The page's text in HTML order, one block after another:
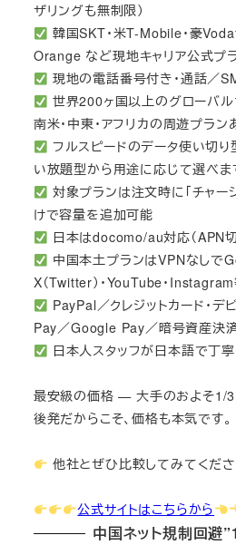
ザリングも無制限）
韓国SKT・米T-Mobile・豪
Orange など現地キャリア公式プ
現地の電話番号付き・通話／
世界200ヶ国以上のグローバル
南米・中東・アフリカの周遊プラン
フルスピードのデータ使い切
い放題型から用途に応じて選べま
対象プランは注文時に「チャー
けで容量を追加可能
日本はdocomo/au対応（APN
中国本土プランはVPNなしで
X（Twitter）・YouTube・
PayPal／クレジットカード・デ
Pay／Google Pay／暗号資産決
日本人スタッフが日本語で丁寧
最安級の価格 — 大手のおよそ1/3
後発だからこそ、価格も本気です。
他社とぜひ比較してみてくださ
公式サイトはこちらから
中国ネット規制回避